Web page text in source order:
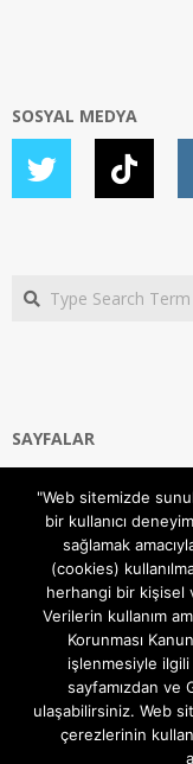
SOSYAL MEDYA
Search
SAYFALAR
Gizlilik ve Çerezler
Hakkımızda
İletişim Kanalları
MODEM KURULUM
TEKNİK DESTEK
TELEVİZYON
"Web sitemizde
bir kullanıcı
sağlamak
(cookies)
herhangi bir kişisel
Verilerin kullanım
Korunması
işlenmesiyle ilgili
sayfamızdan ve
ulaşabilirsiniz. Web
çerezlerinin